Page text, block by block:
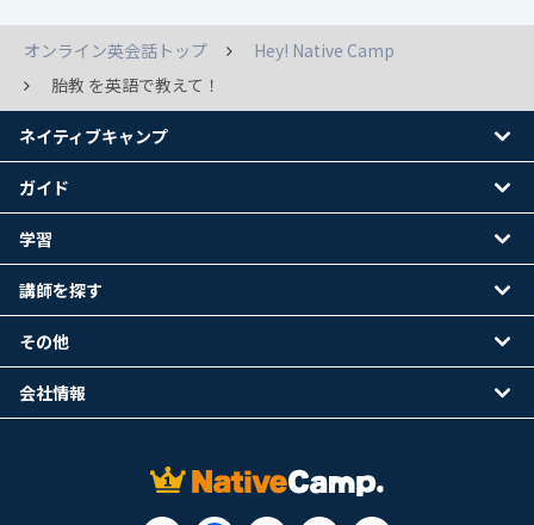
オンライン英会話トップ
Hey! Native Camp
胎教 を英語で教えて！
ネイティブキャンプ
ガイド
学習
講師を探す
その他
会社情報